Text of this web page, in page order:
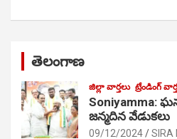
తెలంగాణ
జిల్లా వార్తలు ట్రేండింగ్
జ‌న్మ‌దిన వేడుక‌లు
09/12/2024 SIRA